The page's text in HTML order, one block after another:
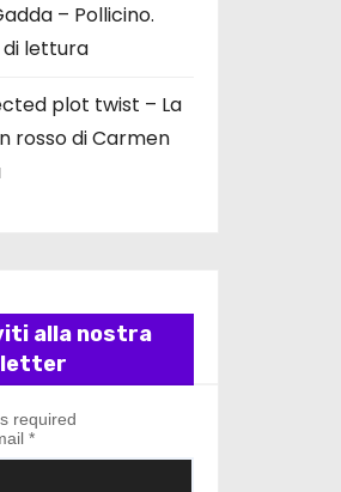
– Pollicino.
di lettura
plot twist – La
rosso di Carmen
alla nostra
required
*